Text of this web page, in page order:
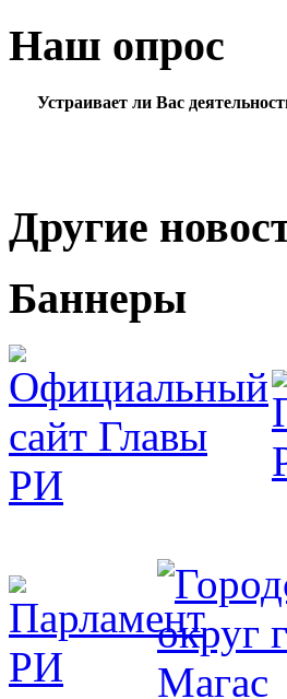
Наш опрос
Устраивает ли Вас
Другие
Баннеры